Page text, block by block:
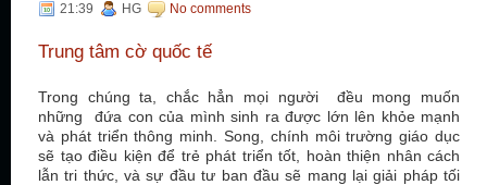
21:39 HG No comments
Trung tâm cờ quốc tế
Trong chúng ta, chắc hẳn mọi người đều mong muốn
những đứa con của mình sinh ra được lớn lên khỏe mạnh
và phát triển thông minh. Song, chính môi trường giáo dục
sẽ tạo điều kiện để trẻ phát triển tốt, hoàn thiện nhân cách
lẫn tri thức, và sự đầu tư ban đầu sẽ mang lại giải pháp tối